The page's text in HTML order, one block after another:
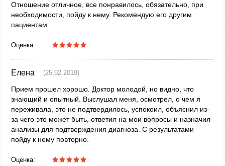
Отношение отличное, все понравилось, обязательно, при
необходимости, пойду к нему. Рекомендую его другим
пациентам.
Оценка:
Елена (25.02.2019)
Прием прошел хорошо. Доктор молодой, но видно, что
знающий и опытный. Выслушал меня, осмотрел, о чем я
переживала, это не подтвердилось, успокоил, объяснил из-
за чего это может быть, ответил на мои вопросы и назначил
анализы для подтверждения диагноза. С результатами
пойду к нему повторно.
Оценка: